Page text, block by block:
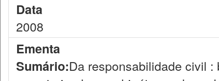
Data
2008
Ementa
Sumário:Da responsabilidade civil